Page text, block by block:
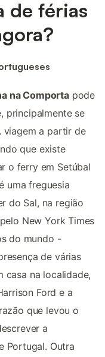
de férias
na Comportapode
principalmente se
viagem a partir de
que existe
o ferry em Setúbal
uma freguesia
do Sal, na região
New York Times
do mundo -
de várias
casa na localidade,
Ford e a
que levou o
a
Portugal. Outra